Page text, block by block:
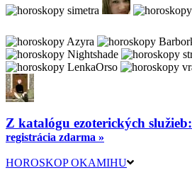
Z katalógu ezoterických služieb:
registrácia zdarma »
HOROSKOP OKAMIHU